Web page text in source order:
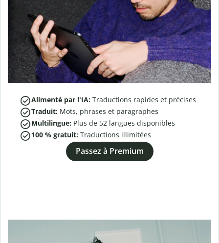
Alimenté par l'IA: Traductions rapides et précises
Traduit: Mots, phrases et paragraphes
Multilingue: Plus de 52 langues disponibles
100 % gratuit: Traductions illimitées
Passez à Premium